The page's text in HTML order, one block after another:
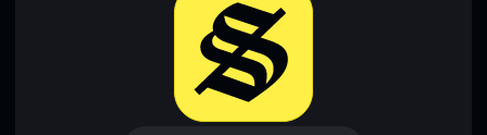
Descargar ahora